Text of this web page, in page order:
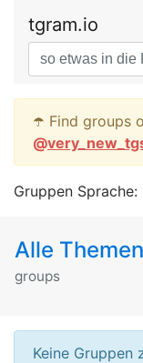
tgram.io
☂️ Find groups
@
Gruppen Sprache:
Alle Themen
groups
Keine Gruppen